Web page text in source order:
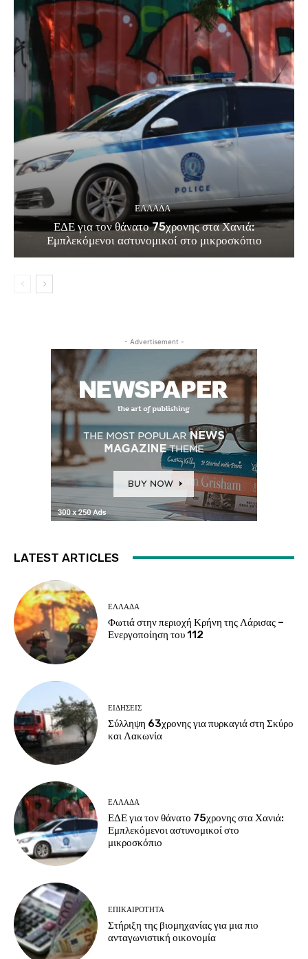
ΕΛΛΑΔΑ
ΕΔΕ για τον θάνατο 75χρονης στα Χανιά:
Εμπλεκόμενοι αστυνομικοί στο μικροσκόπιο
- Advertisement -
LATEST ARTICLES
ΕΛΛΑΔΑ
Φωτιά στην περιοχή Κρήνη της Λάρισας –
Ενεργοποίηση του 112
ΕΙΔΗΣΕΙΣ
Σύλληψη 63χρονης για πυρκαγιά στη Σκύρο
και Λακωνία
ΕΛΛΑΔΑ
ΕΔΕ για τον θάνατο 75χρονης στα Χανιά:
Εμπλεκόμενοι αστυνομικοί στο
μικροσκόπιο
ΕΠΙΚΑΙΡΟΤΗΤΑ
Στήριξη της βιομηχανίας για μια πιο
ανταγωνιστική οικονομία